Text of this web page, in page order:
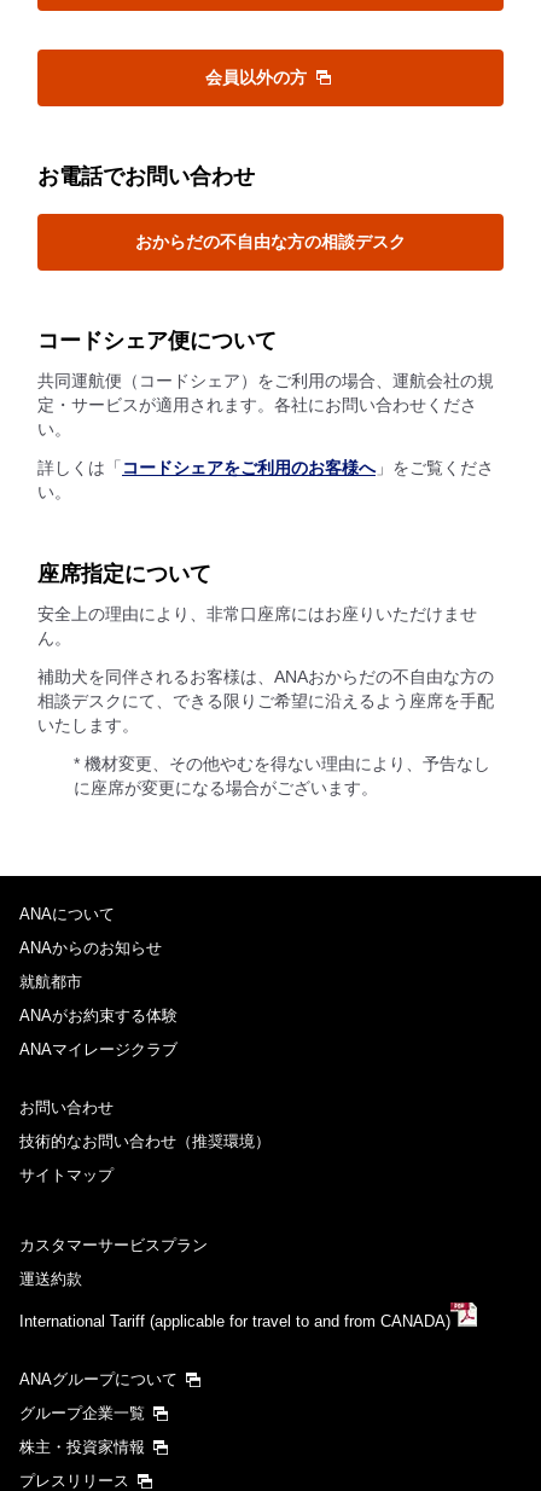
会員以外の方
お電話でお問い合わせ
おからだの不自由な方の相談デスク
コードシェア便について
共同運航便（コードシェア）をご利用の場合、運航会社の規
定・サービスが適用されます。各社にお問い合わせくださ
い。
詳しくは「 コードシェアをご利用のお客様へ」をご覧くださ
い。
座席指定について
安全上の理由により、非常口座席にはお座りいただけませ
ん。
補助犬を同伴されるお客様は、ANAおからだの不自由な方の
相談デスクにて、できる限りご希望に沿えるよう座席を手配
いたします。
* 機材変更、その他やむを得ない理由により、予告なし
に座席が変更になる場合がございます。
ANAについて
ANAからのお知らせ
就航都市
ANAがお約束する体験
ANAマイレージクラブ
お問い合わせ
技術的なお問い合わせ（推奨環境）
サイトマップ
カスタマーサービスプラン
運送約款
International Tariff (applicable for travel to and from CANADA)
ANAグループについて
グループ企業一覧
株主・投資家情報
プレスリリース